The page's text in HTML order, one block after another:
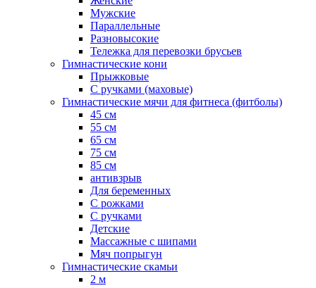
Мужские
Параллельные
Разновысокие
Тележка для перевозки брусьев
Гимнастические кони
Прыжковые
С ручками (маховые)
Гимнастические мячи для фитнеса (фитболы)
45 см
55 см
65 см
75 см
85 см
антивзрыв
Для беременных
С рожками
С ручками
Детские
Массажные с шипами
Мяч попрыгун
Гимнастические скамьи
2 м